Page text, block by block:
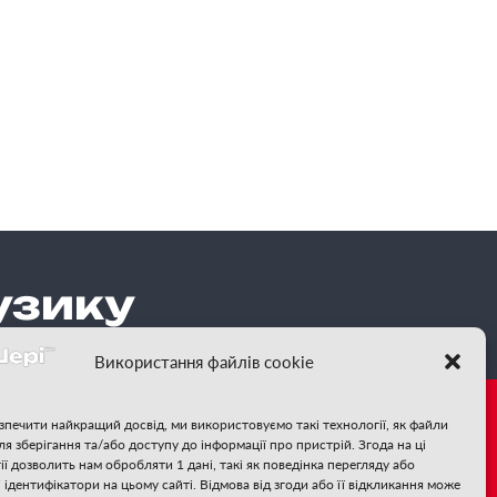
Використання файлів cookie
найкращий досвід, ми використовуємо такі технології, як файли
зберігання та/або доступу до інформації про пристрій. Згода на ці
дозволить нам обробляти 1 дані, такі як поведінка перегляду або
ідентифікатори на цьому сайті. Відмова від згоди або її відкликання може
за нами: